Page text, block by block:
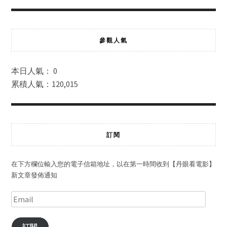
參觀人氣
本日人氣： 0
累積人氣：120,015
訂閱
在下方欄位輸入您的電子信箱地址，以在第一時間收到【丹眼看電影】
新文章發佈通知